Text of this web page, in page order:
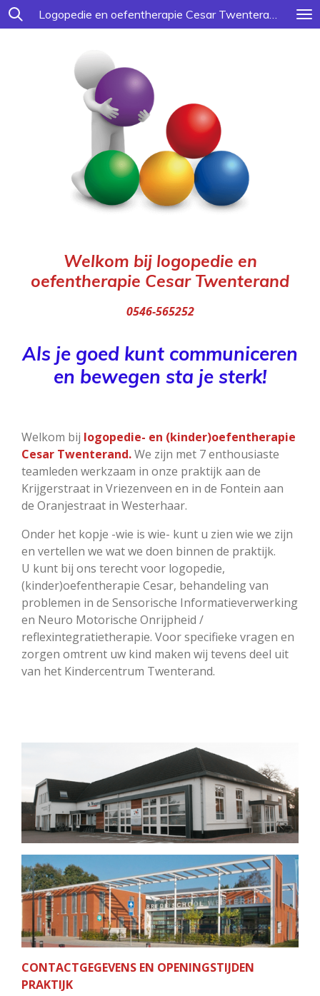
Ga
direct
hoofdinhoud
Logopedie en oefentherapie Cesar Twenterand
Welkom bij logopedie en
oefentherapie Cesar Twenterand
0546-565252
Als je goed kunt communiceren
en bewegen sta je sterk!
Welkom bij logopedie- en (kinder)oefentherapie
Cesar Twenterand.We zijn met 7 enthousiaste
teamleden werkzaam in onze praktijk aan de
Krijgerstraat in Vriezenveen en in de Fontein aan
de Oranjestraat in Westerhaar.
Onder het kopje -wie is wie- kunt u zien wie we zijn
en vertellen we wat we doen binnen de praktijk.
U kunt bij ons terecht voor logopedie,
(kinder)oefentherapie Cesar, behandeling van
problemen in de Sensorische Informatieverwerking
en Neuro Motorische Onrijpheid /
reflexintegratietherapie. Voor specifieke vragen en
zorgen omtrent uw kind maken wij tevens deel uit
van het Kindercentrum Twenterand.
CONTACTGEGEVENS EN OPENINGSTIJDEN
PRAKTIJK